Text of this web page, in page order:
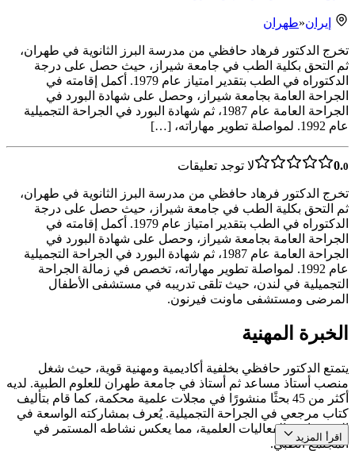
إيران«طهران
تخرج الدكتور فرهاد حافظي من مدرسة البرز الثانوية في طهران،
ثم التحق بكلية الطب في جامعة شيراز، حيث حصل على درجة
الدكتوراه في الطب بتقدير امتياز عام 1979. أكمل إقامته في
الجراحة العامة بجامعة شيراز، وحصل على شهادة البورد في
الجراحة العامة عام 1987، ثم شهادة البورد في الجراحة التجميلية
عام 1992. لمواصلة تطوير مهاراته، […]
0.0 لا توجد تعليقات
تخرج الدكتور فرهاد حافظي من مدرسة البرز الثانوية في طهران،
ثم التحق بكلية الطب في جامعة شيراز، حيث حصل على درجة
الدكتوراه في الطب بتقدير امتياز عام 1979. أكمل إقامته في
الجراحة العامة بجامعة شيراز، وحصل على شهادة البورد في
الجراحة العامة عام 1987، ثم شهادة البورد في الجراحة التجميلية
عام 1992. لمواصلة تطوير مهاراته، تخصص في زمالة الجراحة
التجميلية في لندن، حيث تلقى تدريبه في مستشفى الأطفال
المرضى ومستشفى ماونت فيرنون.
الخبرة المهنية
يتمتع الدكتور حافظي بخلفية أكاديمية ومهنية قوية، حيث شغل
منصب أستاذ مساعد ثم أستاذ في جامعة طهران للعلوم الطبية. لديه
أكثر من 45 بحثًا منشورًا في مجلات علمية محكمة، كما قام بتأليف
كتاب مرجعي في الجراحة التجميلية. يُعرف بمشاركته الواسعة في
المؤتمرات والفعاليات العلمية، مما يعكس نشاطه المستمر في
المجتمع الطبي.
اقرأ المزيد